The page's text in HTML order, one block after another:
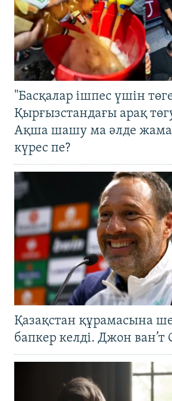
"Басқалар ішпес үшін
Қырғызстандағы арақ
Ақша шашу ма әлде
күрес пе?
Қазақстан құрамасына
бапкер келді. Джон ван’т